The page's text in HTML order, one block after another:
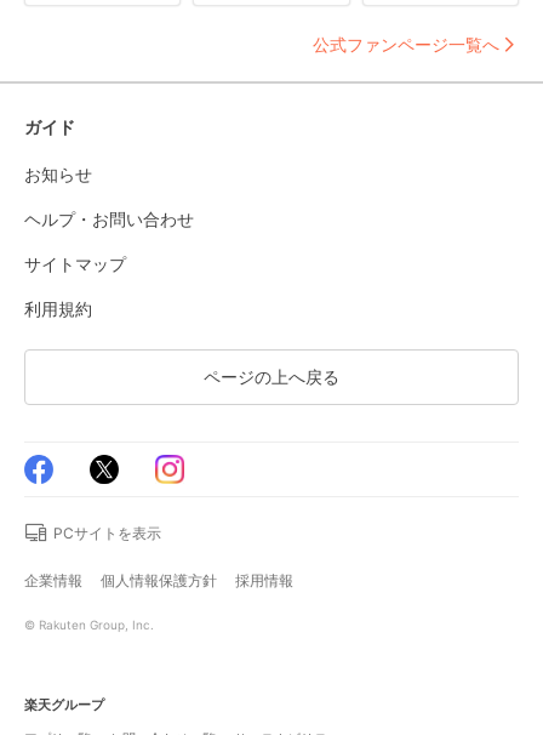
公式ファンページ一覧へ
ガイド
お知らせ
ヘルプ・お問い合わせ
サイトマップ
利用規約
ページの上へ戻る
PCサイトを表示
企業情報 個人情報保護方針 採用情報
© Rakuten Group, Inc.
楽天グループ